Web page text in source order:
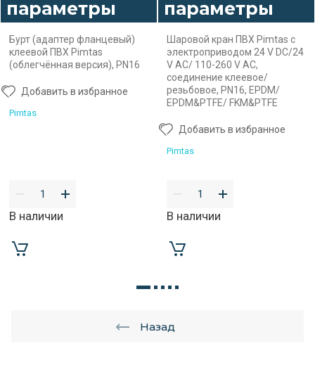
параметры
Бурт (адаптер фланцевый)
клеевой ПВХ Pimtas
(облегчённая версия), PN16
Добавить в избранное
Pimtas
В наличии
параметры
Шаровой кран ПВХ Pimtas с
электроприводом 24 V DC/24
V AC/ 110-260 V AC,
соединение клеевое/
резьбовое, PN16, EPDM/
EPDM&PTFE/ FKM&PTFE
Добавить в избранное
Pimtas
В наличии
Назад